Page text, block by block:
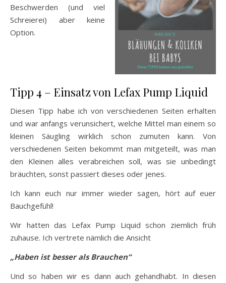
Beschwerden (und viel
Schreierei) aber keine
Option.
Tipp 4 – Einsatz von Lefax Pump Liquid
Diesen Tipp habe ich von verschiedenen Seiten erhalten
und war anfangs verunsichert, welche Mittel man einem so
kleinen Säugling wirklich schon zumuten kann. Von
verschiedenen Seiten bekommt man mitgeteilt, was man
den Kleinen alles verabreichen soll, was sie unbedingt
bräuchten, sonst passiert dieses oder jenes.
Ich kann euch nur immer wieder sagen, hört auf euer
Bauchgefühl!
Wir hatten das Lefax Pump Liquid schon ziemlich früh
zuhause. Ich vertrete nämlich die Ansicht
„Haben ist besser als Brauchen“
Und so haben wir es dann auch gehandhabt. In diesen